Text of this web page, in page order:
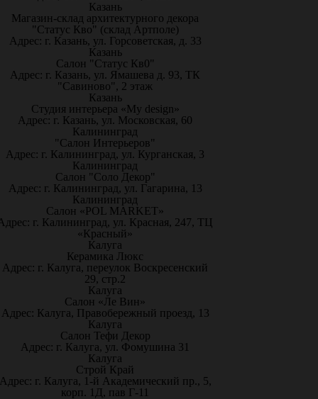
Казань
Магазин-склад архитектурного декора
"Статус Кво" (склад Артполе)
Адрес: г. Казань, ул. Горсоветская, д. 33
Казань
Салон "Статус Кв0"
Адрес: г. Казань, ул. Ямашева д. 93, ТК
"Савиново", 2 этаж
Казань
Студия интерьера «My design»
Адрес: г. Казань, ул. Московская, 60
Калининград
"Салон Интерьеров"
Адрес: г. Калининград, ул. Курганская, 3
Калининград
Салон "Соло Декор"
Адрес: г. Калининград, ул. Гагарина, 13
Калининград
Салон «POL MARKET»
г. Калининград, ул. Красная, 247, ТЦ
«Красный»
Калуга
Керамика Люкс
Адрес: г. Калуга, переулок Воскресенский
29, стр.2
Калуга
Салон «Ле Вин»
Адрес: Калуга, Правобережный проезд, 13
Калуга
Салон Тефи Декор
Адрес: г. Калуга, ул. Фомушина 31
Калуга
Строй Край
г. Калуга, 1-й Академический пр., 5,
корп. 1Д, пав Г-11